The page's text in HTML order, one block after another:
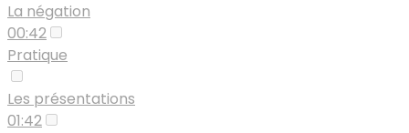
La négation
00:42
Pratique
Les présentations
01:42